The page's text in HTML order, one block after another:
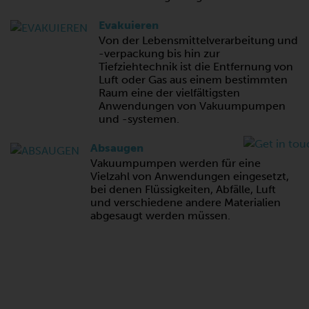
Evakuieren
Von der Lebensmittelverarbeitung und
-verpackung bis hin zur
Tiefziehtechnik ist die Entfernung von
Luft oder Gas aus einem bestimmten
Raum eine der vielfältigsten
Anwendungen von Vakuumpumpen
und -systemen.
Absaugen
Vakuumpumpen werden für eine
Vielzahl von Anwendungen eingesetzt,
bei denen Flüssigkeiten, Abfälle, Luft
und verschiedene andere Materialien
abgesaugt werden müssen.